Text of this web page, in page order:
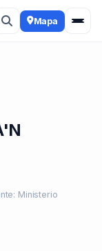
Mapa
Ministerio